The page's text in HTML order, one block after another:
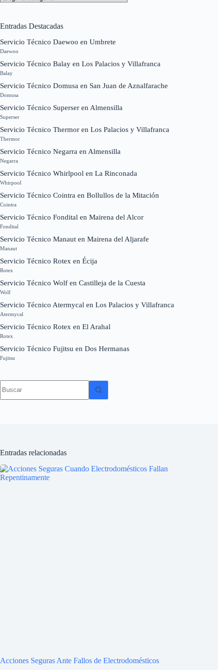
Entradas Destacadas
Servicio Técnico Daewoo en Umbrete
Daewoo
Servicio Técnico Balay en Los Palacios y Villafranca
Balay
Servicio Técnico Domusa en San Juan de Aznalfarache
Domusa
Servicio Técnico Superser en Almensilla
Superser
Servicio Técnico Thermor en Los Palacios y Villafranca
Thermor
Servicio Técnico Negarra en Almensilla
Negarra
Servicio Técnico Whirlpool en La Rinconada
Whirpool
Servicio Técnico Cointra en Bollullos de la Mitación
Cointra
Servicio Técnico Fondital en Mairena del Alcor
Fondital
Servicio Técnico Manaut en Mairena del Aljarafe
Manaut
Servicio Técnico Rotex en Écija
Rotex
Servicio Técnico Wolf en Castilleja de la Cuesta
Wolf
Servicio Técnico Atermycal en Los Palacios y Villafranca
Atermycal
Servicio Técnico Rotex en El Arahal
Rotex
Servicio Técnico Fujitsu en Dos Hermanas
Fujitsu
resultados
Entradas relacionadas
Acciones Seguras Ante Fallos de Electrodomésticos